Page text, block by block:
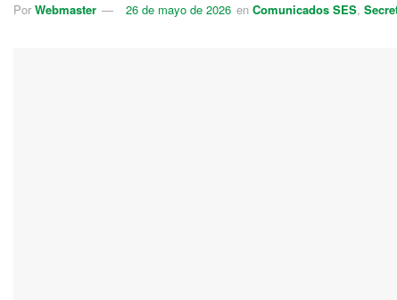
Por Webmaster 26 de mayo de 2026 en Comunicados SES,